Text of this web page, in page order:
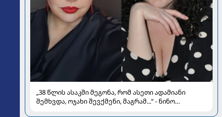
„38 წლის ასაკში მეგონა, რომ ასეთი ადამიანი
შემხვდა, ოჯახი შევქმენი, მაგრამ...“ - ნინო